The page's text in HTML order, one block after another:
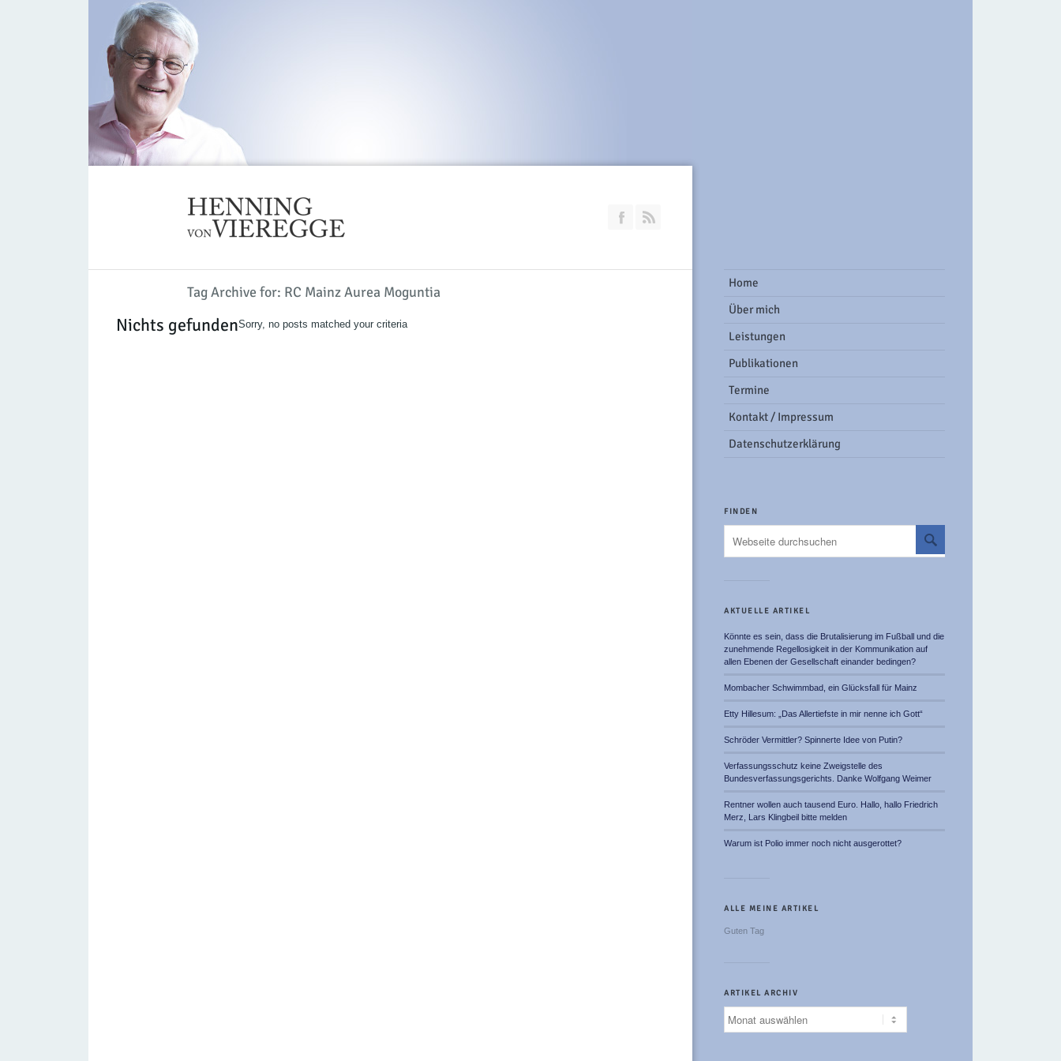
Join our Facebook Group
Tag Archive for: RC Mainz Aurea Moguntia
Nichts gefundenSorry, no posts matched your criteria
Home
Über mich
Leistungen
Publikationen
Termine
Kontakt / Impressum
Datenschutzerklärung
FINDEN
AKTUELLE ARTIKEL
Könnte es sein, dass die Brutalisierung im Fußball und die
zunehmende Regellosigkeit in der Kommunikation auf
allen Ebenen der Gesellschaft einander bedingen?
Mombacher Schwimmbad, ein Glücksfall für Mainz
Etty Hillesum: „Das Allertiefste in mir nenne ich Gott“
Schröder Vermittler? Spinnerte Idee von Putin?
Verfassungsschutz keine Zweigstelle des
Bundesverfassungsgerichts. Danke Wolfgang Weimer
Rentner wollen auch tausend Euro. Hallo, hallo Friedrich
Merz, Lars Klingbeil bitte melden
Warum ist Polio immer noch nicht ausgerottet?
ALLE MEINE ARTIKEL
Guten Tag
ARTIKEL ARCHIV
Artikel
Archiv